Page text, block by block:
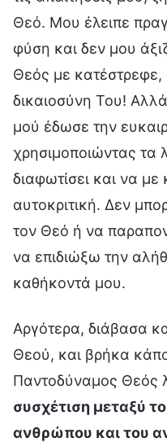
Θεό. Μου έλειπε
φύση και δεν μου
Θεός με κατέστρεφε,
δικαιοσύνη Του!
μού έδωσε την
χρησιμοποιώντας τα
διαφωτίσει και να
αυτοκριτική. Δεν
τον Θεό ή να
να επιδιώξω την
καθήκοντά μου.
Αργότερα, διάβασα
Θεού, και βρήκα
Παντοδύναμος Θεός
συσχέτιση μεταξύ
ανθρώπου και του